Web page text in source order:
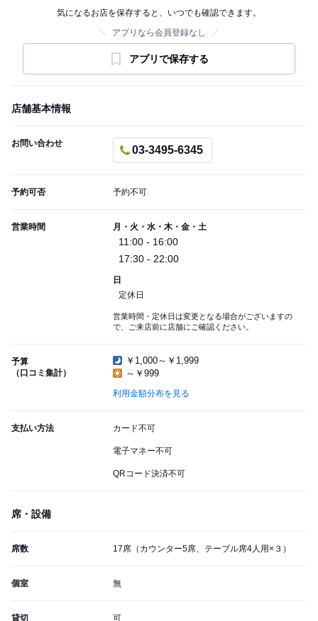
気になるお店を保存すると、いつでも確認できます。
アプリなら会員登録なし
アプリで保存する
店舗基本情報
お問い合わせ
03-3495-6345
予約可否 予約不可
営業時間 月・火・水・木・金・土
11:00 - 16:00
17:30 - 22:00
日
定休日
営業時間・定休日は変更となる場合がございますの
で、ご来店前に店舗にご確認ください。
予算
（口コミ集計）
￥1,000～￥1,999
～￥999
利用金額分布を見る
支払い方法 カード不可
電子マネー不可
QRコード決済不可
席・設備
席数 17席（カウンター5席、テーブル席4人用×３）
個室 無
貸切 可